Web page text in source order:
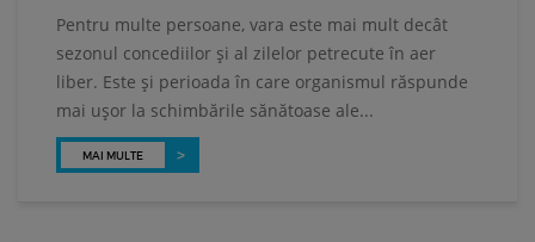
Pentru multe persoane, vara este mai mult decât
sezonul concediilor și al zilelor petrecute în aer
liber. Este și perioada în care organismul răspunde
mai ușor la schimbările sănătoase ale...
MAI MULTE